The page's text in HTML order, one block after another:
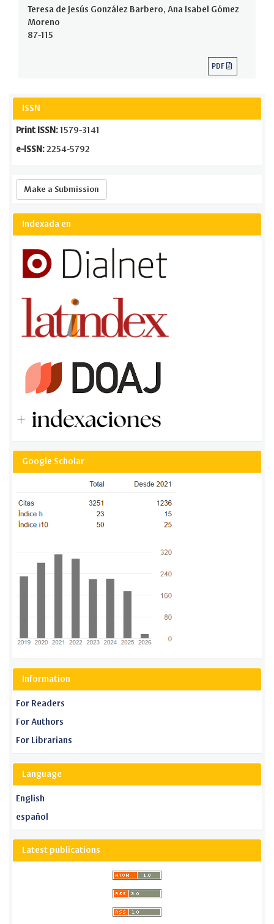
Teresa de Jesús González Barbero, Ana Isabel Gómez
Moreno
87-115
PDF
ISSN
Print ISSN: 1579-3141
e-ISSN: 2254-5792
Make a Submission
Indexada en
Google Scholar
Information
For Readers
For Authors
For Librarians
Language
English
español
Latest publications